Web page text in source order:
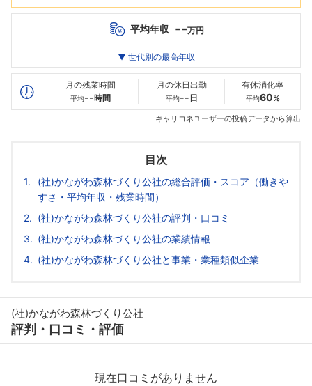
平均年収 --万円
最高年収
20代
--万
30代
--万
--万
▼ 世代別の最高年収
月の残業時間
平均--時間
月の休日出勤
平均-- 日
有休消化率
平均60%
キャリコネユーザーの投稿データから算出
目次
(社)かながわ森林づくり公社の総合評価・スコア（働きや
すさ・平均年収・残業時間）
(社)かながわ森林づくり公社の評判・口コミ
(社)かながわ森林づくり公社の業績情報
(社)かながわ森林づくり公社と事業・業種類似企業
(社)かながわ森林づくり公社
評判・口コミ・評価
現在口コミがありません